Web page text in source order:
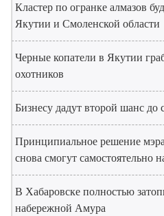
Кластер по огранке алмазов
Якутии и Смоленской области
Черные копатели в Якутии
охотников
Бизнесу дадут второй шанс до
Принципиальное решение
снова смогут самостоятельно
В Хабаровске полностью
набережной Амура